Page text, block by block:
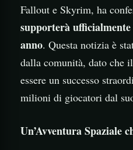
Fallout e Skyrim, ha
supporterà
anno. Questa notizia è
dalla comunità, dato che
essere un successo
milioni di giocatori dal
Un’Avventura Spaziale